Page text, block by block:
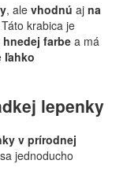
, ale vhodnú aj na
krabica je
farbe a má
ľahko
lepenky
v prírodnej
sa jednoducho